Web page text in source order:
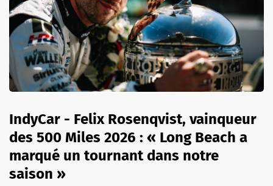
IndyCar - Felix Rosenqvist, vainqueur
des 500 Miles 2026 : « Long Beach a
marqué un tournant dans notre
saison »